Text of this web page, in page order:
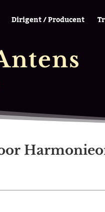
Dirigent / Producent